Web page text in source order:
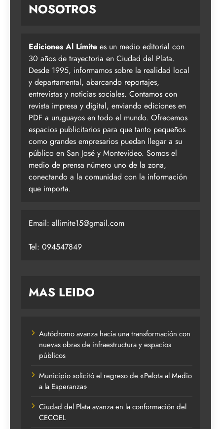
NOSOTROS
Ediciones Al Límite es un medio editorial con
30 años de trayectoria en Ciudad del Plata.
Desde 1995, informamos sobre la realidad local
y departamental, abarcando reportajes,
entrevistas y noticias sociales. Contamos con
revista impresa y digital, enviando ediciones en
PDF a uruguayos en todo el mundo. Ofrecemos
espacios publicitarios para que tanto pequeños
como grandes empresarios puedan llegar a su
público en San José y Montevideo. Somos el
medio de prensa número uno de la zona,
conectando a la comunidad con la información
que importa.
Email: allimite15@gmail.com
Tel: 094547849
MAS LEIDO
Autódromo avanza hacia una transformación con
nuevas obras de infraestructura y espacios
públicos
Municipio solicitó el regreso de «Pelota al Medio
a la Esperanza»
Ciudad del Plata avanza en la conformación del
CECOEL